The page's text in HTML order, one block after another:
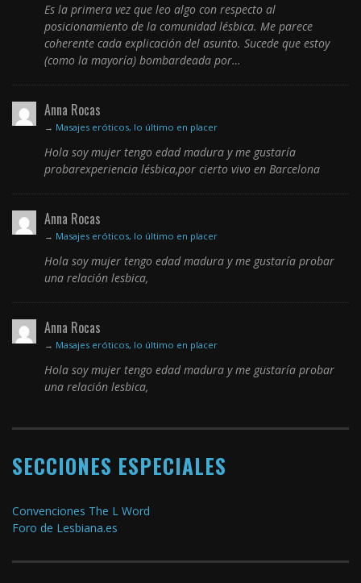
Es la primera vez que leo algo con respecto al
posicionamiento de la comunidad lésbica. Me parece
coherente cada explicación del asunto. Sucede que estoy
(como la mayoría) bombardeada por…
Anna Rocas
→ Masajes eróticos, lo último en placer
Hola soy mujer tengo edad madura y me gustaría
probarexperiencia lésbica,por cierto vivo en Barcelona
Anna Rocas
→ Masajes eróticos, lo último en placer
Hola soy mujer tengo edad madura y me gustaría probar
una relación lesbica,
Anna Rocas
→ Masajes eróticos, lo último en placer
Hola soy mujer tengo edad madura y me gustaría probar
una relación lesbica,
SECCIONES ESPECIALES
Convenciones The L Word
Foro de Lesbiana.es